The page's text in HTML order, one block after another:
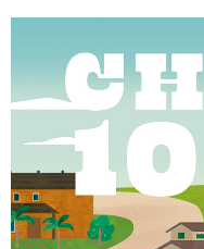
社
政
資
訊
公
開